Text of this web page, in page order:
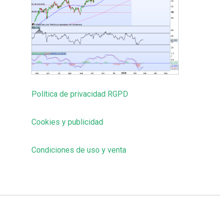
Política de privacidad RGPD
Cookies y publicidad
Condiciones de uso y venta